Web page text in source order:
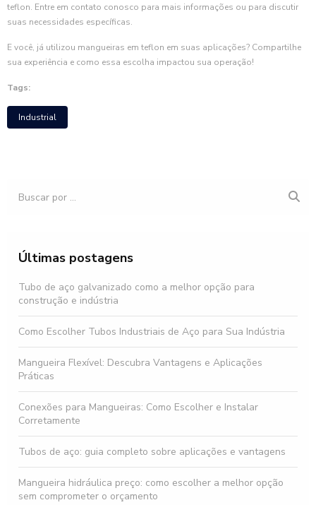
teflon. Entre em contato conosco para mais informações ou para discutir
suas necessidades específicas.
E você, já utilizou mangueiras em teflon em suas aplicações? Compartilhe
sua experiência e como essa escolha impactou sua operação!
Tags:
Industrial
Últimas postagens
Tubo de aço galvanizado como a melhor opção para
construção e indústria
Como Escolher Tubos Industriais de Aço para Sua Indústria
Mangueira Flexível: Descubra Vantagens e Aplicações
Práticas
Conexões para Mangueiras: Como Escolher e Instalar
Corretamente
Tubos de aço: guia completo sobre aplicações e vantagens
Mangueira hidráulica preço: como escolher a melhor opção
sem comprometer o orçamento